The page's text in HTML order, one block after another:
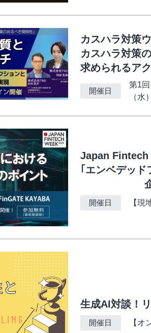
カスハラ対策
カスハラ対策
求められるア
開催日
第1
（水
Japan Fintech
｢エンベデッド
企画開発
開催日 【現
生成AI対談！
開催日 【オ